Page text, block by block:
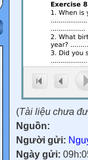
(Tài liệu chưa
Nguồn:
Người gửi:
Ngày gửi: